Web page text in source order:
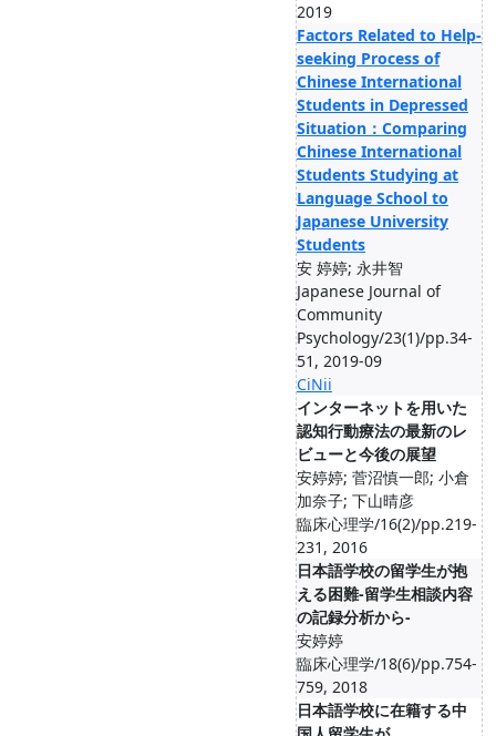
2019
Factors Related to Help-
seeking Process of
Chinese International
Students in Depressed
Situation：Comparing
Chinese International
Students Studying at
Language School to
Japanese University
Students
安 婷婷; 永井智
Japanese Journal of
Community
Psychology/23(1)/pp.34-
51, 2019-09
CiNii
インターネットを用いた
認知行動療法の最新のレ
ビューと今後の展望
安婷婷; 菅沼慎一郎; 小倉
加奈子; 下山晴彦
臨床心理学/16(2)/pp.219-
231, 2016
日本語学校の留学生が抱
える困難-留学生相談内容
の記録分析から-
安婷婷
臨床心理学/18(6)/pp.754-
759, 2018
日本語学校に在籍する中